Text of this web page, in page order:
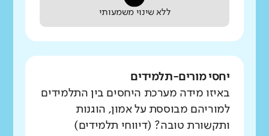
ללא שינוי משמעותי
יחסי מורים-תלמידים
באיזו מידה מערכת היחסים בין התלמידים
למוריהם מבוססת על אמון, הוגנות
ותקשורת טובה? (דיווחי תלמידים)